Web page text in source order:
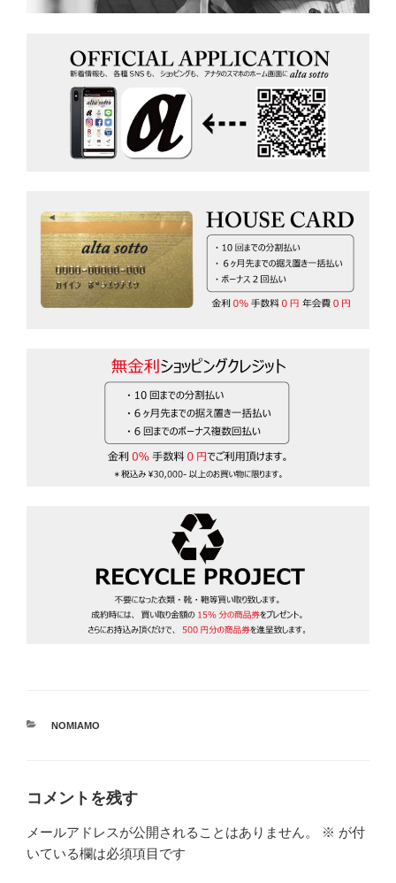
カ
NOMIAMO
コメントを残す
メールアドレスが公開されることはありません。 ※ が付
いている欄は必須項目です